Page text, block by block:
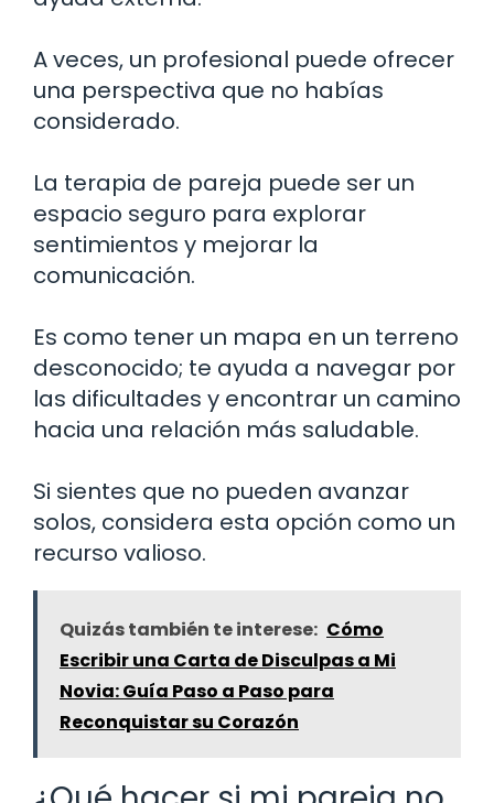
A veces, un profesional puede ofrecer
una perspectiva que no habías
considerado.
La terapia de pareja puede ser un
espacio seguro para explorar
sentimientos y mejorar la
comunicación.
Es como tener un mapa en un terreno
desconocido; te ayuda a navegar por
las dificultades y encontrar un camino
hacia una relación más saludable.
Si sientes que no pueden avanzar
solos, considera esta opción como un
recurso valioso.
Quizás también te interese: Cómo
Escribir una Carta de Disculpas a Mi
Novia: Guía Paso a Paso para
Reconquistar su Corazón